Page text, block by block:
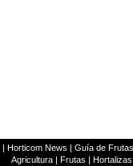
| Horticom News | Guía de
Agricultura| Frutas | Hortalizas